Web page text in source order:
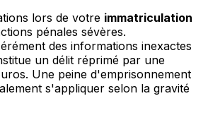
lors de votre immatriculation
pénales sévères.
des informations inexactes
un délit réprimé par une
Une peine d'emprisonnement
s'appliquer selon la gravité